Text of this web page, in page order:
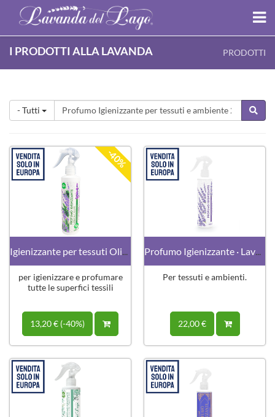
I PRODOTTI ALLA LAVANDA PRODOTTI
- Tutti
Igienizzante per tessuti Olivo
per igienizzare e profumare
tutte le superfici tessili
13,20 € (-40%)
-40%
Profumo Igienizzante · Lavanda
Per tessuti e ambienti.
22,00 €